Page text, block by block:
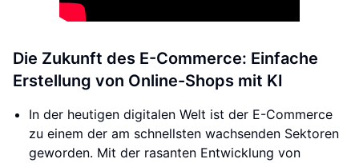
Die Zukunft des E-Commerce: Einfache
Erstellung von Online-Shops mit KI
In der heutigen digitalen Welt ist der E-Commerce
zu einem der am schnellsten wachsenden Sektoren
geworden. Mit der rasanten Entwicklung von